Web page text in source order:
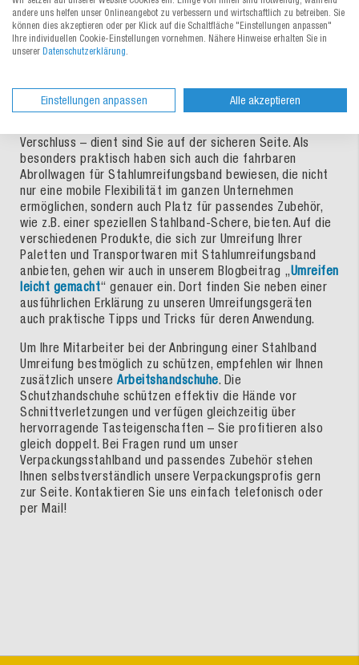
passende Zubehör
besonderen Vorsicht unterliegen. Mit einem
Umreifungsgerät für Stahlband, das in einem Gerät als
Verschluss – dient sind Sie auf der sicheren Seite. Als
besonders praktisch haben sich auch die fahrbaren
Abrollwagen für Stahlumreifungsband bewiesen, die nicht
nur eine mobile Flexibilität im ganzen Unternehmen
ermöglichen, sondern auch Platz für passendes Zubehör,
wie z.B. einer speziellen Stahlband-Schere, bieten. Auf die
verschiedenen Produkte, die sich zur Umreifung Ihrer
Paletten und Transportwaren mit Stahlumreifungsband
anbieten, gehen wir auch in unserem Blogbeitrag „Umreifen
leicht gemacht“ genauer ein. Dort finden Sie neben einer
ausführlichen Erklärung zu unseren Umreifungsgeräten
auch praktische Tipps und Tricks für deren Anwendung.
Um Ihre Mitarbeiter bei der Anbringung einer Stahlband
Umreifung bestmöglich zu schützen, empfehlen wir Ihnen
zusätzlich unsere Arbeitshandschuhe. Die
Schutzhandschuhe schützen effektiv die Hände vor
Schnittverletzungen und verfügen gleichzeitig über
hervorragende Tasteigenschaften – Sie profitieren also
gleich doppelt. Bei Fragen rund um unser
Verpackungsstahlband und passendes Zubehör stehen
Ihnen selbstverständlich unsere Verpackungsprofis gern
zur Seite. Kontaktieren Sie uns einfach telefonisch oder
per Mail!
andere uns helfen unser Onlineangebot zu verbessern und wirtschaftlich zu betreiben. Sie
können dies akzeptieren oder per Klick auf die Schaltfläche "Einstellungen anpassen"
Ihre individuellen Cookie-Einstellungen vornehmen. Nähere Hinweise erhalten Sie in
unserer Datenschutzerklärung.
Einstellungen anpassen Alle akzeptieren